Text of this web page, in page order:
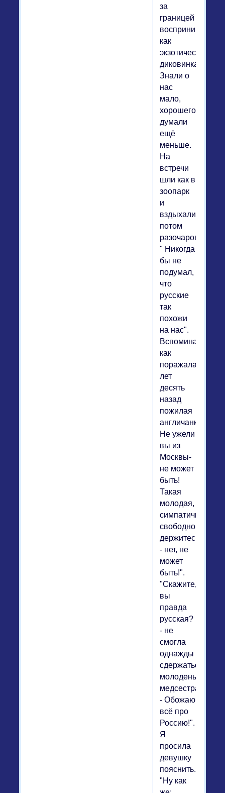
за
границей
воспринимался
как
экзотическая
диковинка.
Знали о
нас
мало,
хорошего
думали
ещё
меньше.
На
встречи
шли как в
зоопарк
и
вздыхали
потом
разочарованно:
" Никогда
бы не
подумал,
что
русские
так
похожи
на нас".
Вспоминается,
как
поражалась
лет
десять
назад
пожилая
англичанка:"
Не ужели
вы из
Москвы-
не может
быть!
Такая
молодая,
симпатичная,
свободно
держитесь
- нет, не
может
быть!".
"Скажите,
вы
правда
русская?
- не
смогла
однажды
сдержаться
молоденькая
медсестра.
- Обожаю
всё про
Россию!".
Я
просила
девушку
пояснить.
"Ну как